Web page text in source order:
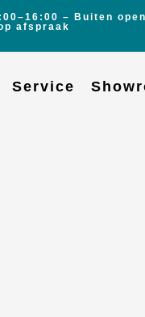
– Buiten
afspraak
Service